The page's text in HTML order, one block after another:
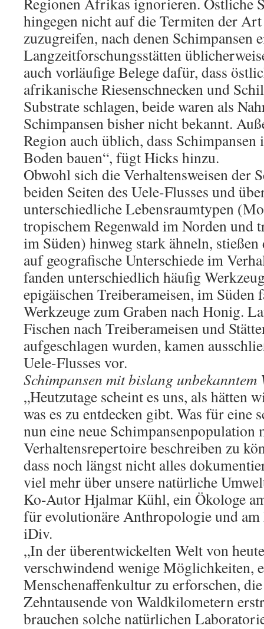
hingegen nicht auf die Termiten der
zuzugreifen, nach denen Schimpansen
Langzeitforschungsstätten
auch vorläufige Belege dafür, dass
afrikanische Riesenschnecken und
Substrate schlagen, beide waren als
Schimpansen bisher nicht bekannt.
Region auch üblich, dass Schimpansen
Boden bauen“, fügt Hicks hinzu.
Obwohl sich die Verhaltensweisen der
beiden Seiten des Uele-Flusses und
unterschiedliche Lebensraumtypen
tropischem Regenwald im Norden und
im Süden) hinweg stark ähneln, stießen
auf geografische Unterschiede im
fanden unterschiedlich häufig
epigäischen Treiberameisen, im Süden
Werkzeuge zum Graben nach Honig.
Fischen nach Treiberameisen und
aufgeschlagen wurden, kamen
Uele-Flusses vor.
Schimpansen mit bislang unbekanntem
„Heutzutage scheint es uns, als hätten
was es zu entdecken gibt. Was für eine
nun eine neue Schimpansenpopulation
Verhaltensrepertoire beschreiben zu
dass noch längst nicht alles
viel mehr über unsere natürliche
Ko-Autor Hjalmar Kühl, ein Ökologe
für evolutionäre Anthropologie und am
iDiv.
„In der überentwickelten Welt von
verschwindend wenige Möglichkeiten,
Menschenaffenkultur zu erforschen,
Zehntausende von Waldkilometern
brauchen solche natürlichen